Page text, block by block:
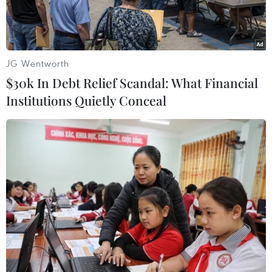
Quốc kỳ Mỹ (trái) và quốc kỳ Trung Quốc. (Ảnh: IRNA/TTXVN)
Ngày 5/6, Chủ tịch Trung Quốc Tập Cận Bình đã
có cuộc điện đàm với Tổng thống Mỹ Donald
Trump.
JG Wentworth
$30k In Debt Relief Scandal: What Financial
Institutions Quietly Conceal